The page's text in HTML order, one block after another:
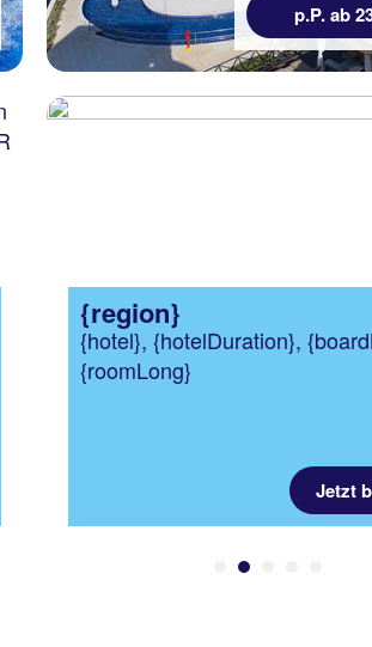
p.P. ab
Dom. Republik
Royalton Punta Cana, 7
inclusive, XX
Jetzt